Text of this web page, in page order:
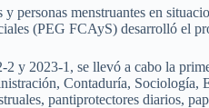
personas menstruantes en
(PEG FCAyS) desarrolló el
y 2023-1, se llevó a cabo la
Contaduría, Sociología,
pantiprotectores diarios,